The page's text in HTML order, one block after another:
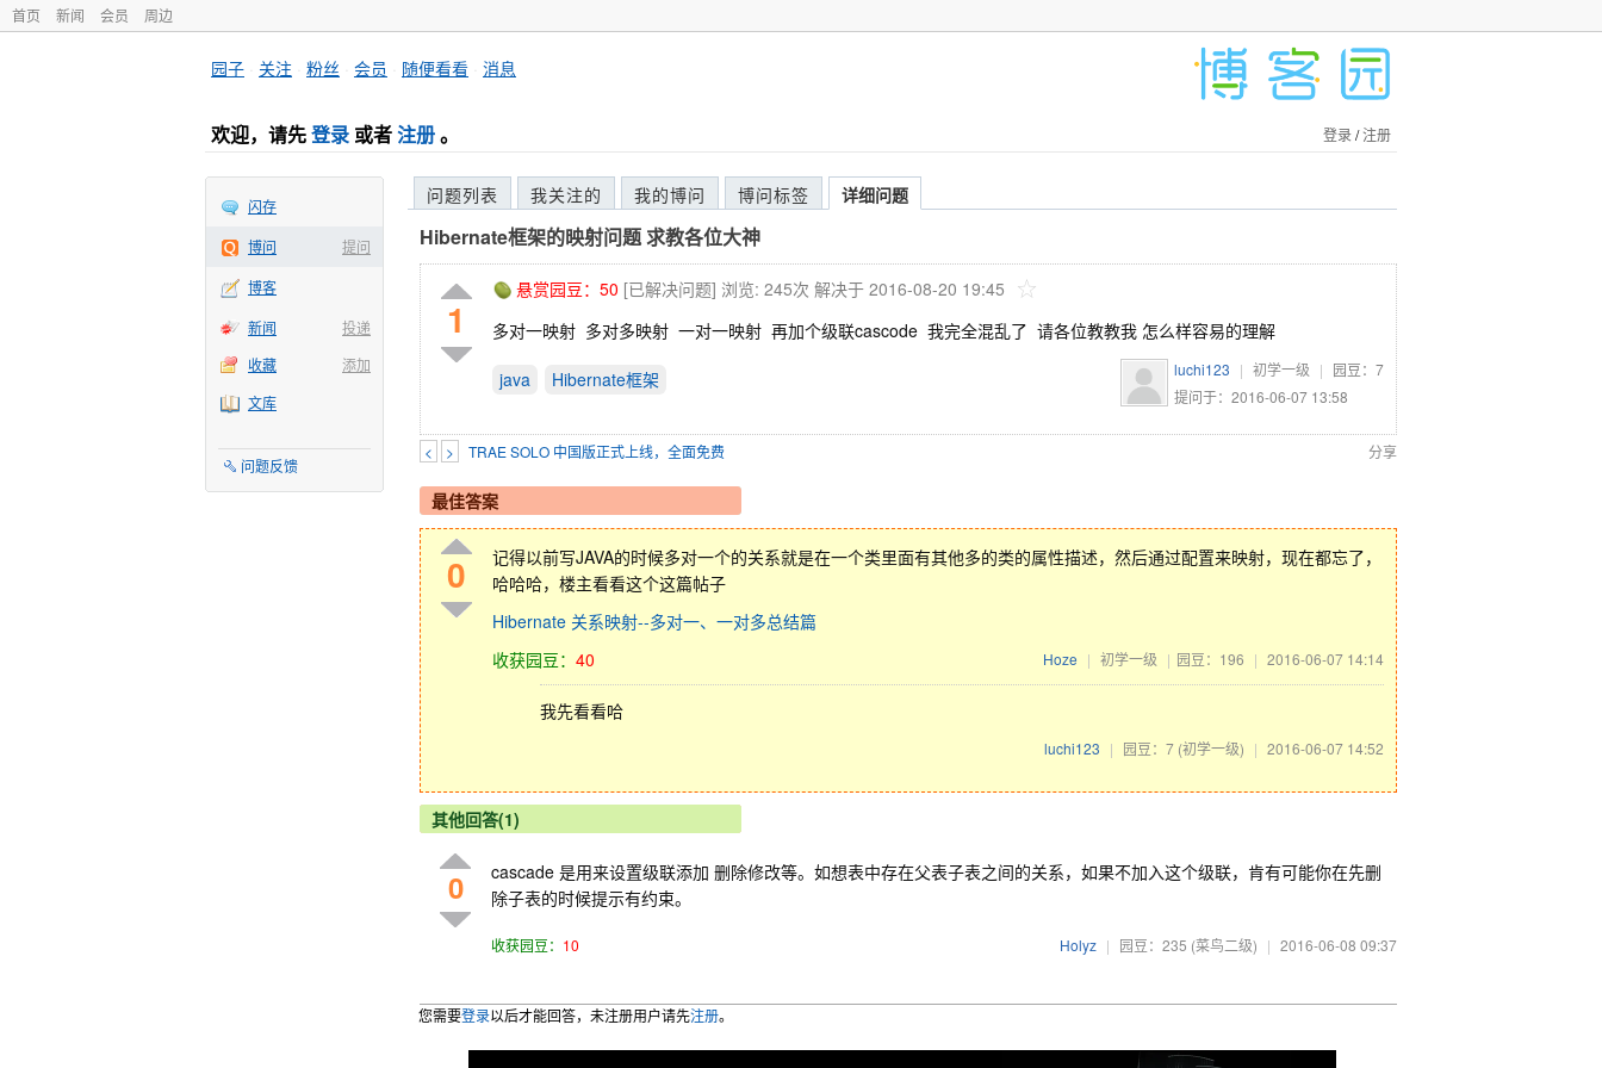
首页 新闻 会员 周边
园子 关注 粉丝 会员 随便看看 消息
欢迎，请先登录 或者注册。 登录/注册
闪存
提问
博问
博客
投递
新闻
添加
收藏
文库
问题反馈
问题列表 我关注的 我的博问 博问标签 详细问题
Hibernate框架的映射问题 求教各位大神
1
悬赏园豆： 50 [已解决问题] 浏览: 245次 解决于 2016-08-20 19:45
多对一映射 多对多映射 一对一映射 再加个级联cascode 我完全混乱了 请各位教教我 怎么样容易的理解
java Hibernate框架 luchi123 | 初学一级 | 园豆： 7
提问于：2016-06-07 13:58
< > TRAE SOLO 中国版正式上线，全面免费 分享
最佳答案
0
记得以前写JAVA的时候多对一个的关系就是在一个类里面有其他多的类的属性描述，然后通过配置来映射，现在都忘了，
哈哈哈，楼主看看这个这篇帖子
Hibernate 关系映射--多对一、一对多总结篇
收获园豆： 40 Hoze | 初学一级 | 园豆：196 | 2016-06-07 14:14
我先看看哈
luchi123 | 园豆：7 (初学一级) | 2016-06-07 14:52
其他回答(1)
0
cascade 是用来设置级联添加 删除修改等。如想表中存在父表子表之间的关系，如果不加入这个级联，肯有可能你在先删
除子表的时候提示有约束。
收获园豆： 10 Holyz | 园豆：235 (菜鸟二级) | 2016-06-08 09:37
您需要登录以后才能回答，未注册用户请先注册。